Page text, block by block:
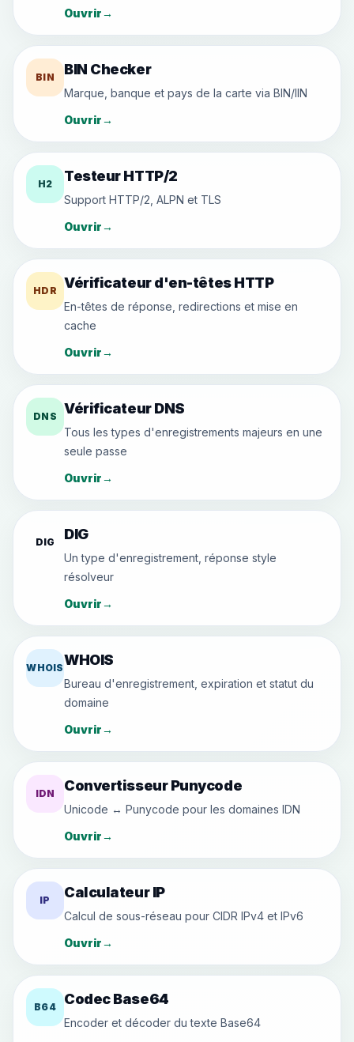
Ouvrir→
BIN BIN Checker
Marque, banque et pays de la carte via BIN/IIN
Ouvrir→
H2 Testeur HTTP/2
Support HTTP/2, ALPN et TLS
Ouvrir→
HDR Vérificateur d'en-têtes HTTP
En-têtes de réponse, redirections et mise en
cache
Ouvrir→
DNS Vérificateur DNS
Tous les types d'enregistrements majeurs en une
seule passe
Ouvrir→
DIG DIG
Un type d'enregistrement, réponse style
résolveur
Ouvrir→
WHOISWHOIS
Bureau d'enregistrement, expiration et statut du
domaine
Ouvrir→
IDN Convertisseur Punycode
Unicode ↔ Punycode pour les domaines IDN
Ouvrir→
IP Calculateur IP
Calcul de sous-réseau pour CIDR IPv4 et IPv6
Ouvrir→
B64 Codec Base64
Encoder et décoder du texte Base64